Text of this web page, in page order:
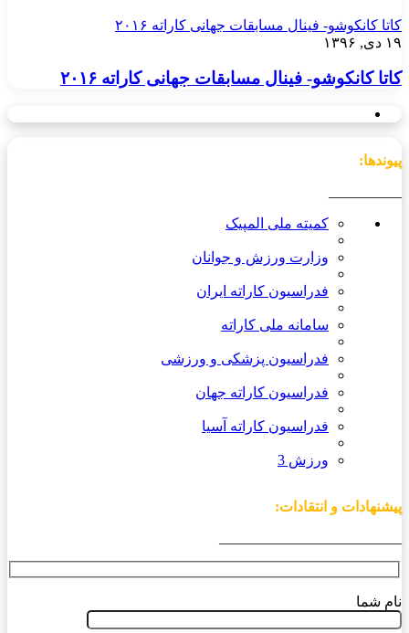
کاتا کانکوشو- فینال مسابقات جهانی کاراته ۲۰۱۶
۱۹ دی, ۱۳۹۶
کاتا کانکوشو- فینال مسابقات جهانی کاراته ۲۰۱۶
پیوندها:
کمیته ملی المپیک
وزارت ورزش و جوانان
فدراسیون کاراته ایران
سامانه ملی کاراته
فدراسیون پزشکی و ورزشی
فدراسیون کاراته جهان
فدراسیون کاراته آسیا
ورزش 3
پیشنهادات و انتقادات:
نام شما